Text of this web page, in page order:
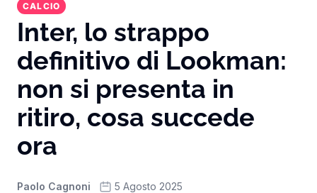
CALCIO
Inter, lo strappo
definitivo di Lookman:
non si presenta in
ritiro, cosa succede
ora
Paolo Cagnoni 5 Agosto 2025